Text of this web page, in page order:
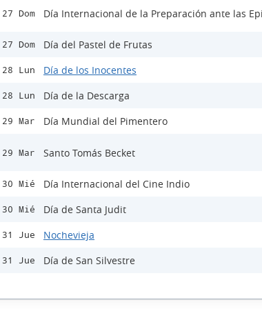
27 Dom Día Internacional de la Preparación ante las
27 Dom Día del Pastel de Frutas
28 Lun Día de los Inocentes
28 Lun Día de la Descarga
29 Mar Día Mundial del Pimentero
29 Mar Santo Tomás Becket
30 Mié Día Internacional del Cine Indio
30 Mié Día de Santa Judit
31 Jue Nochevieja
31 Jue Día de San Silvestre